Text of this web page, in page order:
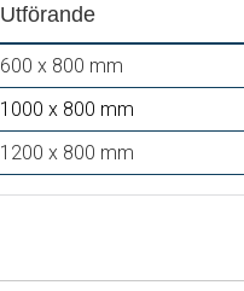
Utförande
600 x 800 mm
1000 x 800 mm
1200 x 800 mm